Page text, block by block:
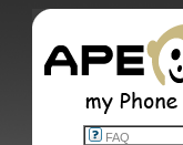
FAQ